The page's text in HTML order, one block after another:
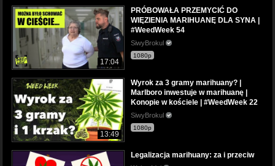
17:04
PRÓBOWAŁA PRZEMYCIĆ DO
WIĘZIENIA MARIHUANĘ DLA SYNA |
#WeedWeek 54
SiwyBrokul
1080p
13:49
Wyrok za 3 gramy marihuany? |
Marlboro inwestuje w marihuanę |
Konopie w kościele | #WeedWeek 22
SiwyBrokul
1080p
Legalizacja marihuany: za i przeciw